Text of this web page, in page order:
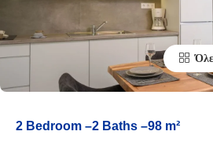
2 Bedroom –2 Baths –98 m²